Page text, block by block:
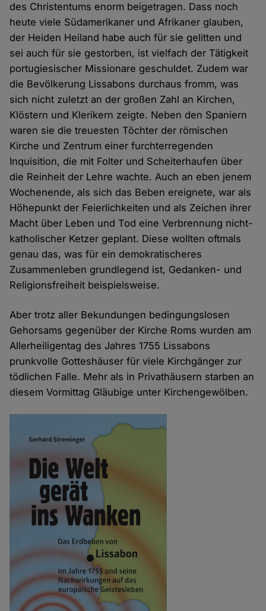
des Christentums enorm beigetragen. Dass noch
heute viele Südamerikaner und Afrikaner glauben,
der Heiden Heiland habe auch für sie gelitten und
sei auch für sie gestorben, ist vielfach der Tätigkeit
portugiesischer Missionare geschuldet. Zudem war
die Bevölkerung Lissabons durchaus fromm, was
sich nicht zuletzt an der großen Zahl an Kirchen,
Klöstern und Klerikern zeigte. Neben den Spaniern
waren sie die treuesten Töchter der römischen
Kirche und Zentrum einer furchterregenden
Inquisition, die mit Folter und Scheiterhaufen über
die Reinheit der Lehre wachte. Auch an eben jenem
Wochenende, als sich das Beben ereignete, war als
Höhepunkt der Feierlichkeiten und als Zeichen ihrer
Macht über Leben und Tod eine Verbrennung nicht-
katholischer Ketzer geplant. Diese wollten oftmals
genau das, was für ein demokratischeres
Zusammenleben grundlegend ist, Gedanken- und
Religionsfreiheit beispielsweise.
Aber trotz aller Bekundungen bedingungslosen
Gehorsams gegenüber der Kirche Roms wurden am
Allerheiligentag des Jahres 1755 Lissabons
prunkvolle Gotteshäuser für viele Kirchgänger zur
tödlichen Falle. Mehr als in Privathäusern starben an
diesem Vormittag Gläubige unter Kirchengewölben.